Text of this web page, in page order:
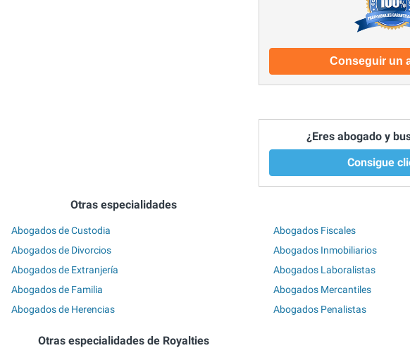
Conseguir un
¿Eres abogado y
Consigue
Otras especialidades
Abogados de Custodia
Abogados de Divorcios
Abogados de Extranjería
Abogados de Familia
Abogados de Herencias
Abogados Fiscales
Abogados Inmobiliarios
Abogados Laboralistas
Abogados Mercantiles
Abogados Penalistas
Otras especialidades de Royalties